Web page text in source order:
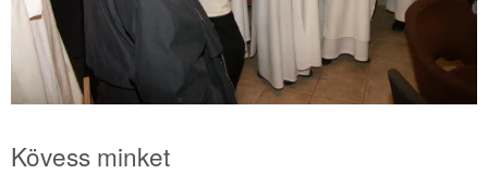
Kövess minket